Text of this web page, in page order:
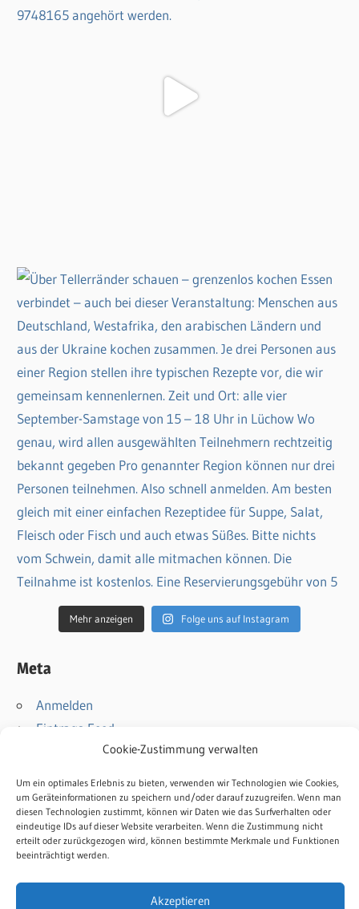
Cookie-Zustimmung verwalten
Um ein optimales Erlebnis zu bieten, verwenden wir Technologien wie Cookies,
um Geräteinformationen zu speichern und/oder darauf zuzugreifen. Wenn man
diesen Technologien zustimmt, können wir Daten wie das Surfverhalten oder
eindeutige IDs auf dieser Website verarbeiten. Wenn die Zustimmung nicht
erteilt oder zurückgezogen wird, können bestimmte Merkmale und Funktionen
beeinträchtigt werden.
Akzeptieren
Mehr anzeigen Folge uns auf Instagram
Meta
Anmelden
Eintrags-Feed
Kommentar-Feed
WordPress.org
Kontakt
Impressum
Datenschutz
Cookie-Richtlinie